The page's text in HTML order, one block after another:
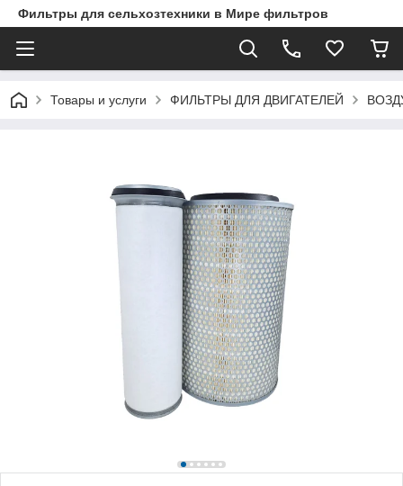
Фильтры для сельхозтехники в Мире фильтров
Товары и услуги ФИЛЬТРЫ ДЛЯ ДВИГАТЕЛЕЙ